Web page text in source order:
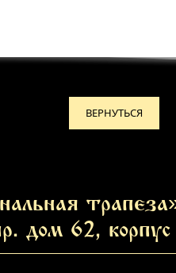
ВЕРНУТЬСЯ
дом 62,